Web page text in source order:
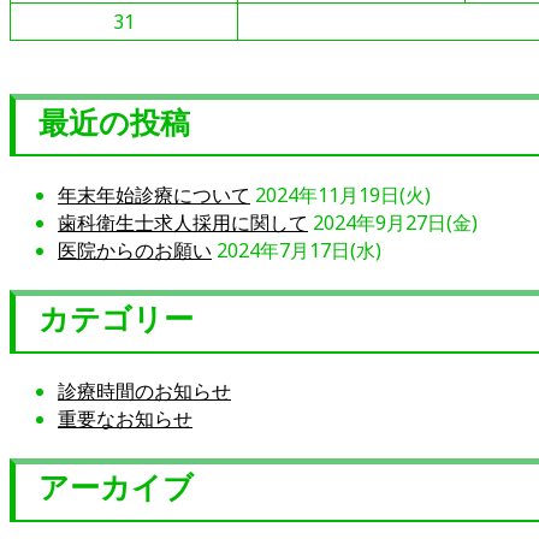
31
最近の投稿
年末年始診療について 2024年11月19日(火)
歯科衛生士求人採用に関して 2024年9月27日(金)
医院からのお願い 2024年7月17日(水)
カテゴリー
診療時間のお知らせ
重要なお知らせ
アーカイブ